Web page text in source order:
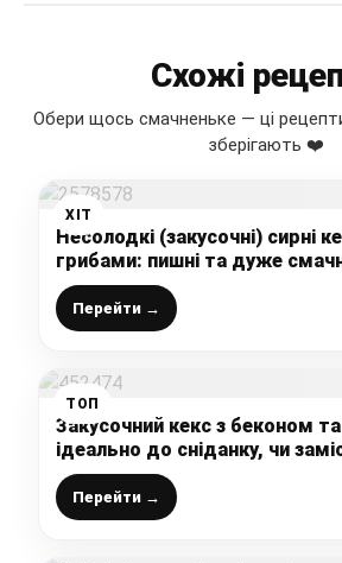
Схожі
Обери щось смачненьке — ці
зберігають ❤️
ХІТ
Несолодкі (закусочні) сирні
грибами: пишні та дуже
простий і швидкий
Перейти →
ТОП
Закусочний кекс з беконом
ідеально до сніданку, чи
Перейти →